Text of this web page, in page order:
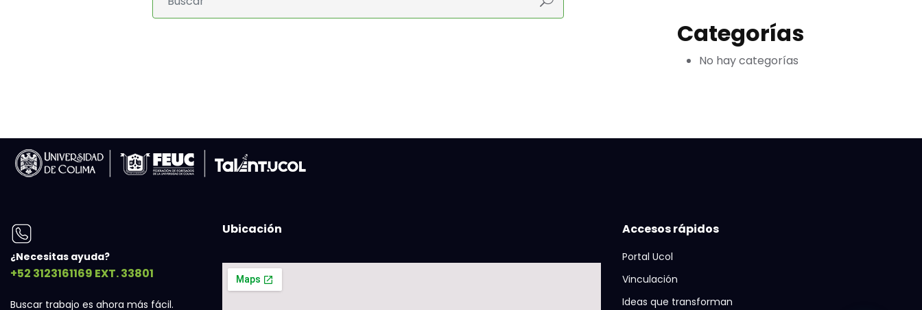
Categorías
No hay categorías
¿Necesitas ayuda?
+52 3123161169 EXT. 33801
Buscar trabajo es ahora más fácil.
Ubicación Accesos rápidos
Portal Ucol
Vinculación
Ideas que transforman